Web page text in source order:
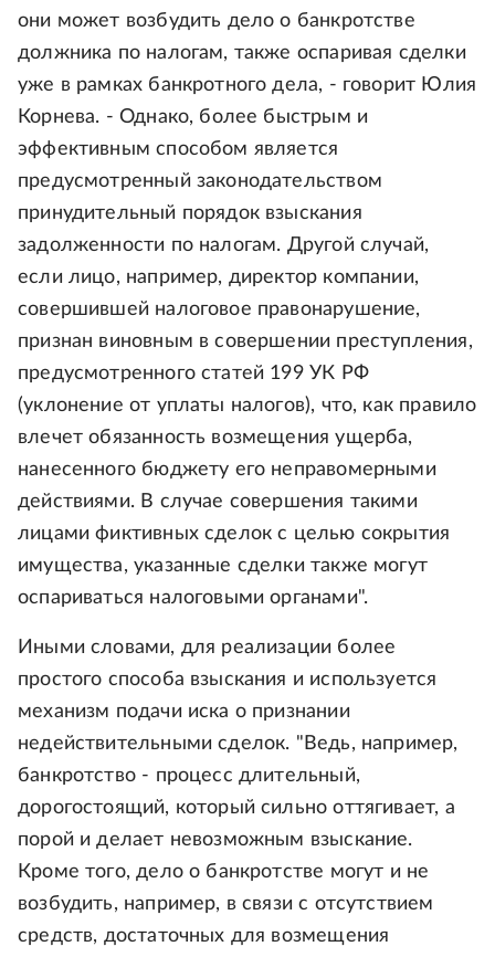
они может возбудить дело о банкротстве
должника по налогам, также оспаривая сделки
уже в рамках банкротного дела, - говорит Юлия
Корнева. - Однако, более быстрым и
эффективным способом является
предусмотренный законодательством
принудительный порядок взыскания
задолженности по налогам. Другой случай,
если лицо, например, директор компании,
совершившей налоговое правонарушение,
признан виновным в совершении преступления,
предусмотренного статей 199 УК РФ
(уклонение от уплаты налогов), что, как правило
влечет обязанность возмещения ущерба,
нанесенного бюджету его неправомерными
действиями. В случае совершения такими
лицами фиктивных сделок с целью сокрытия
имущества, указанные сделки также могут
оспариваться налоговыми органами".
Иными словами, для реализации более
простого способа взыскания и используется
механизм подачи иска о признании
недействительными сделок. "Ведь, например,
банкротство - процесс длительный,
дорогостоящий, который сильно оттягивает, а
порой и делает невозможным взыскание.
Кроме того, дело о банкротстве могут и не
возбудить, например, в связи с отсутствием
средств, достаточных для возмещения